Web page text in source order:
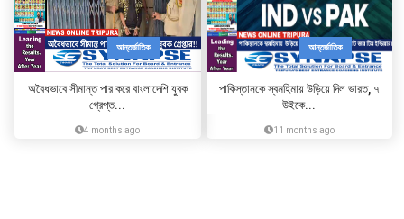
আন্তর্জাতিক
অবৈধভাবে সীমান্ত পার করে বাংলাদেশি যুবক
গ্রেপ্ত...
4 months ago
আন্তর্জাতিক
পাকিস্তানকে স্বমহিমায় উড়িয়ে দিল ভারত, ৭
উইকে...
11 months ago